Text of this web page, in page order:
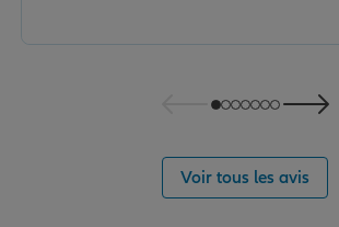
Voir tous les avis